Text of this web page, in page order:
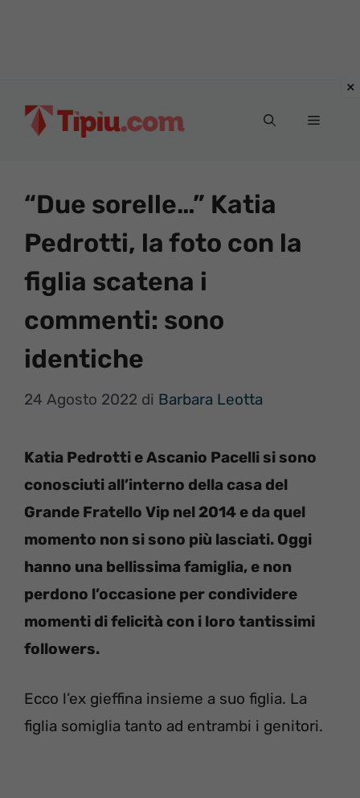
Menu
“Due sorelle…” Katia
Pedrotti, la foto con la
figlia scatena i
commenti: sono
identiche
24 Agosto 2022 di Barbara Leotta
Katia Pedrotti e Ascanio Pacelli si sono
conosciuti all’interno della casa del
Grande Fratello Vip nel 2014 e da quel
momento non si sono più lasciati. Oggi
hanno una bellissima famiglia, e non
perdono l’occasione per condividere
momenti di felicità con i loro tantissimi
followers.
Ecco l’ex gieffina insieme a suo figlia. La
figlia somiglia tanto ad entrambi i genitori.